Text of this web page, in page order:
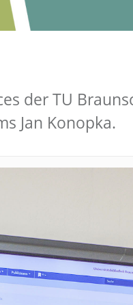
der TU
Jan Konopka.